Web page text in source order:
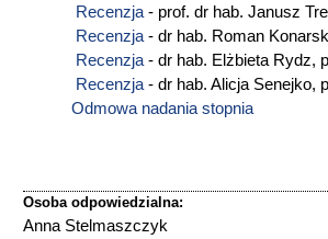
Recenzja - prof. dr hab. Janusz
Recenzja - dr hab. Roman
Recenzja - dr hab. Elżbieta Rydz,
Recenzja - dr hab. Alicja Senejko,
Odmowa nadania stopnia
Osoba odpowiedzialna:
Anna Stelmaszczyk